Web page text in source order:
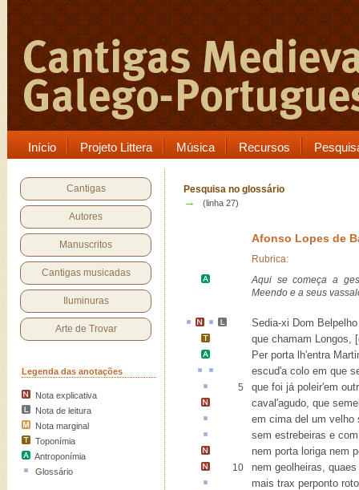
Início Projeto Littera Música Recursos
Cantigas
Autores
Manuscritos
Cantigas musicadas
Iluminuras
Arte de Trovar
Legenda das anotações
Nota explicativa
Nota de leitura
Nota marginal
Toponímia
Antroponímia
Glossário
Pesquisa no glossário
→ (linha 27)
Afonso Lopes de
Rubrica:
Aqui se começa a
Meendo e a seus
Sedia-xi Dom Belpelho
que chamam Longos,
Per porta lh'entra
escud'a colo em que
5
que foi já poleir'em
caval'agudo, que
em cima del um velho
sem estrebeiras e
nem porta loriga nem
10 nem geolheiras,
mais trax perponto